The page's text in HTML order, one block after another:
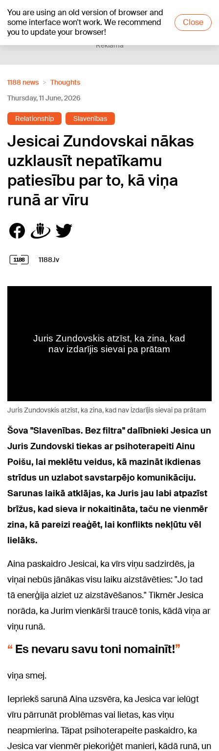
You are using an old version of browser and
some interface won't work. We recommend
you to update your browser!
Close
+21°C
Reklāma
1188 news
Thoughts
Thursday, 11 June, 2026
Relationship Slavenības
Jesicai Zundovskai nākas
uzklausīt nepatīkamu
patiesību par to, kā viņa
runā ar vīru
1188.lv
Juris Zundovskis atzīst, ka zina, kad nav izdarījis sievai pa prātam
Šova "Slavenības. Bez filtra" dalībnieki Jesica un
Juris Zundovski tiekas ar psihoterapeiti Ainu
Poišu, lai meklētu veidus, kā mazināt ikdienas
strīdus un uzlabot savstarpējo komunikāciju.
Sarunas laikā atklājas, ka Juris jau labi atpazīst
brīžus, kad sieva ir nokaitināta, taču ne vienmēr
zina, kā pareizi reaģēt, lai konflikts nekļūtu vēl
lielāks.
Aina paskaidro Jesicai, ka vīrs viņu sadzirdēs, ja
viņai nebūs jānākas visu laiku aizstāvēties: "Jo tad
tā enerģija aiziet uz aizstāvēšanos." Tikmēr Jesica
norāda, ka Jurim vienkārši traucē tonis, kādā viņa ar
viņu runā.
Es nevaru savu toni nomainīt!
viņa smej.
Iepriekš sarunā Aina uzsvēra, ka Jesica var ielūgt
vīru pārrunāt problēmas vai lietas, kas viņu
neapmierina. Tāpat psihoterapeite paskaidro, ka
Jesica var vienmēr piekoriģēt manieri, kādā runā, un